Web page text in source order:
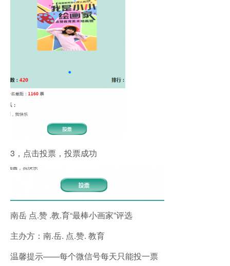
3，点击投票，投票成功
南岳 点.赞 .教.育“最棒小画家”评选
主办方：南.岳. 点.赞. 教育
温馨提示——每个微信号每天只能投一票